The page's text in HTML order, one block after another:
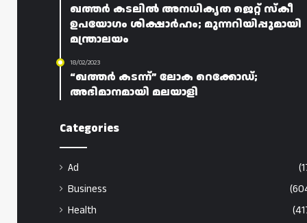
ഖത്തർ കടലിൽ അനധികൃത ജെറ്റ് സ്കീ
ഉപയോഗം ശിക്ഷാർഹം; മുന്നറിയിപ്പുമായി
മന്ത്രാലയം
18/02/2023
“ഖത്തർ കടന്ന്” ലോക റെക്കോഡ്;
അഭിമാനമായി മലയാളി
Categories
Ad
Business
Health